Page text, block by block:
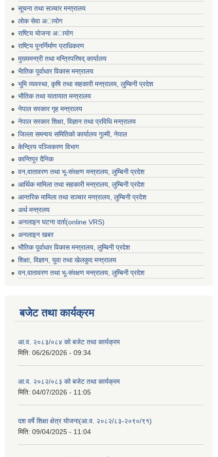
सूचना तथा सञ्चार मन्त्रालय
लाेक सेवा अायाेग
राष्टिय याेजना अायाेग
राष्टिय पुनर्निर्माण प्राधिकरण
मुख्यमन्त्री तथा मन्त्रिपरिषद् कार्यालय
भैातिक पूर्वाधार विकास मन्त्रालय
भूमि व्यवस्था, कृषि तथा सहकारी मन्त्रालय, लु्म्बिनी प्रदेश
भाैतिक तथा यातायात मन्त्रालय
नेपाल सरकार गृह मन्त्रालय
नेपाल सरकार शिक्षा, विज्ञान तथा प्रविधि मन्त्रालय
जिल्ला समन्वय समितिको कार्यालय गुल्मी, नेपाल
केन्द्रिय पञ्जिकरण विभाग
कान्तिपुर दैनिक
वन,वातावरण तथा भू-संरक्षण मन्त्रालय, लुम्बिनी प्रदेश
आर्थिक मामिला तथा सहकारी मन्त्रालय, लुम्बिनी प्रदेश
आन्तरिक मामिला तथा सञ्चार मन्त्रालय, लुम्बिनी प्रदेश
अर्थ मन्त्रलय
अनलाइन घटना दर्ता(online VRS)
अनलाइन खबर
भौतिक पूर्वाधार विकास मन्त्रालय, लुम्बिनी प्रदेश
शिक्षा, विज्ञान, युवा तथा खेलकुद मन्‍‍त्रालय
वन,वातावरण तथा भू-संरक्षण मन्त्रालय, लुम्बिनी प्रदेश
बजेट तथा कार्यक्रम
आ.व. २०८३/०८४ को बजेट तथा कार्यक्रम
मिति: 06/26/2026 - 09:34
आ.व. २०८२/०८३ को बजेट तथा कार्यक्रम
मिति: 04/07/2026 - 11:05
दश वर्षे शिक्षा क्षेत्र योजना(आ.व. २०८२/८३-२०९०/९१)
मिति: 09/04/2025 - 11:04